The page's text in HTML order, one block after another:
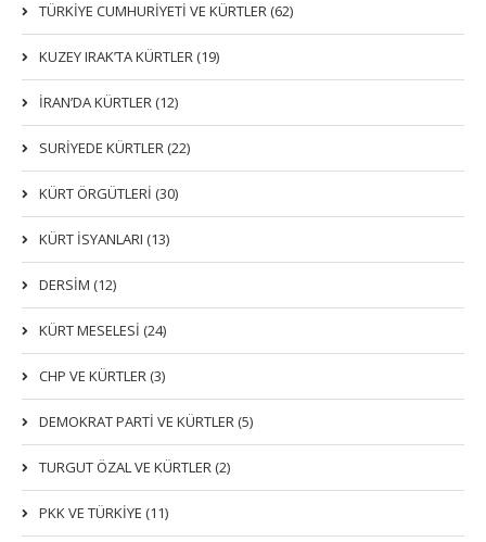
TÜRKİYE CUMHURİYETİ VE KÜRTLER (62)
KUZEY IRAK’TA KÜRTLER (19)
İRAN’DA KÜRTLER (12)
SURİYEDE KÜRTLER (22)
KÜRT ÖRGÜTLERİ (30)
KÜRT İSYANLARI (13)
DERSIM (12)
KÜRT MESELESİ (24)
CHP VE KÜRTLER (3)
DEMOKRAT PARTI VE KÜRTLER (5)
TURGUT ÖZAL VE KÜRTLER (2)
PKK VE TÜRKIYE (11)